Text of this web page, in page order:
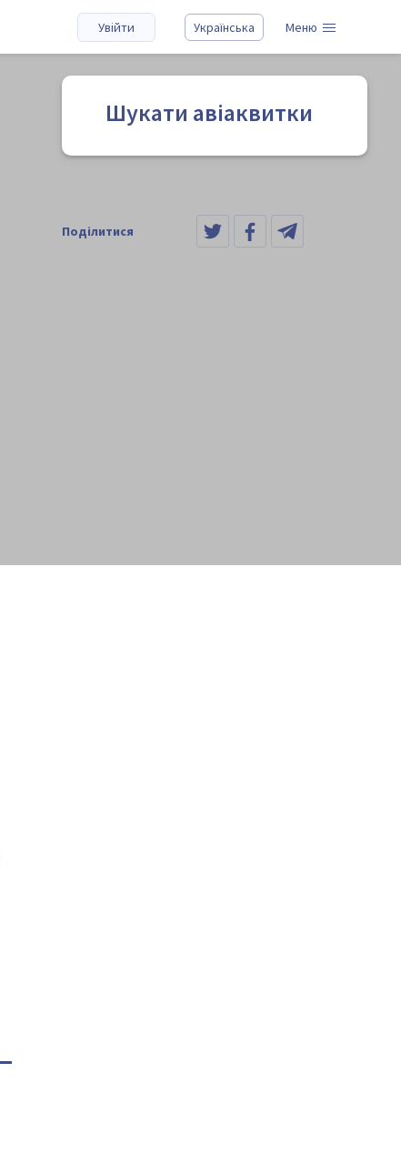
Увійти Українська Меню
Шукати авіаквитки
Поділитися